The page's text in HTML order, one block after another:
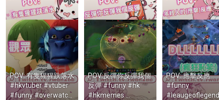
POV: 有隻猩猩趺落水
#hkvtuber #vtuber
#funny #overwatch
POV:反彈你反彈我個
反彈 #funny #hk
#hkmemes
POV: 應擊反應
#funny